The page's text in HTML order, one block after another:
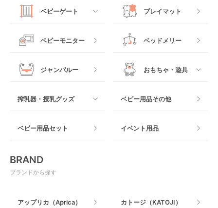
マットレス・布団
ベビーベッドその他
チャイルドシートその
他
ロッキングタイプ テーブルチェア
抱っこ紐その他
すべて
木製
マット製
ベビーゲート
すべて
プレイマット
ベビーモニター ベッドメリー
ジャンパルー おもちゃ・遊具
搾乳器・授乳グッズ
授乳グッズ・ママ用品
ベビー用品その他
ベビー用品セット イベント用品
BRAND
ブランドから探す
アップリカ（Aprica） カトージ（KATOJI）